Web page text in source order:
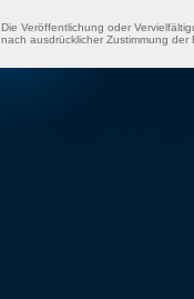
Die Veröffentlichung oder
nach ausdrücklicher Zustimmung der